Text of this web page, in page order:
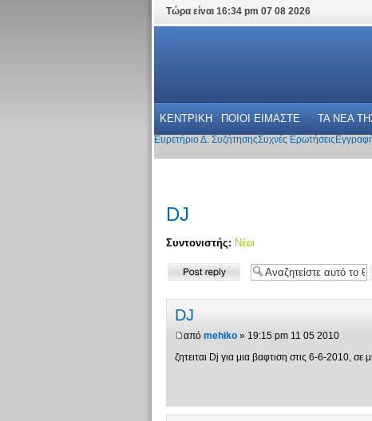
Τώρα είναι 16:34 pm 07 08 2026
ΚΕΝΤΡΙΚΗ ΠΟΙΟΙ ΕΙΜΑΣΤΕ ΤΑ ΝΕΑ
Ευρετήριο Δ. ΣυζήτησηςΣυχνές Ερωτήσεις
DJ
Συντονιστής: Νέοι
Δημιουργία
απάντησης
DJ
από mehiko» 19:15 pm 11 05 2010
ζητειται Dj για μια βαφτιση στις 6-6-2010,